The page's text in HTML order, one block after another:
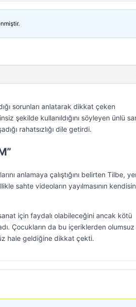
sorunları anlatarak dikkat çeken
şekilde kullanıldığını söyleyen ünlü
rahatsızlığı dile getirdi.
anlamaya çalıştığını belirten Tilbe,
sahte videoların yayılmasının
için faydalı olabileceğini ancak kötü
Çocukların da bu içeriklerden olumsuz
hale geldiğine dikkat çekti.